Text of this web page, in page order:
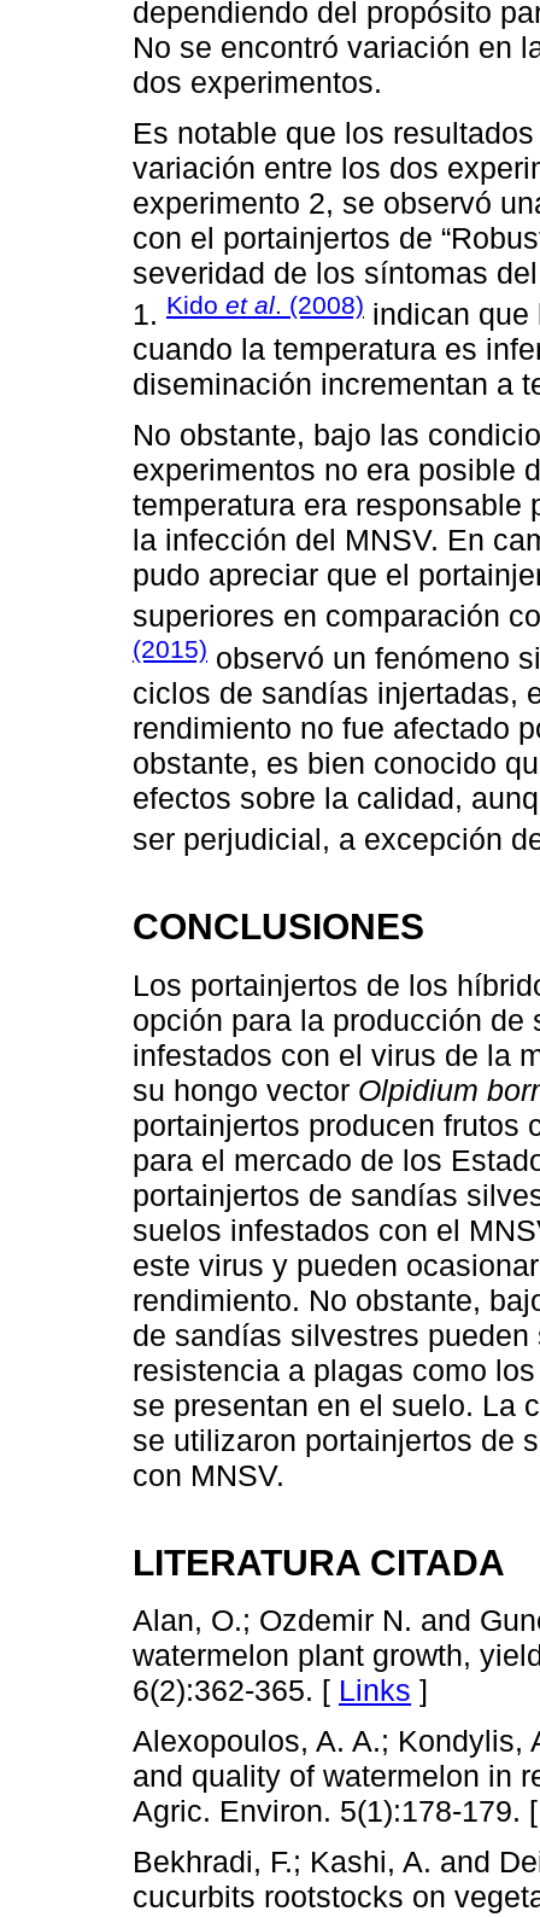
dependiendo del propósito
No se encontró variación en
dos experimentos.
Es notable que los
variación entre los dos
experimento 2, se observó
con el portainjertos de
severidad de los síntomas
1. Kido et al. (2008) indican que
cuando la temperatura es
diseminación incrementan a
No obstante, bajo las
experimentos no era posible
temperatura era responsable
la infección del MNSV. En
pudo apreciar que el
superiores en comparación
(2015) observó un fenómeno
ciclos de sandías injertadas,
rendimiento no fue afectado
obstante, es bien conocido
efectos sobre la calidad,
ser perjudicial, a excepción
CONCLUSIONES
Los portainjertos de los
opción para la producción de
infestados con el virus de la
su hongo vector Olpidium
portainjertos producen frutos
para el mercado de los
portainjertos de sandías
suelos infestados con el
este virus y pueden
rendimiento. No obstante,
de sandías silvestres
resistencia a plagas como
se presentan en el suelo. La
se utilizaron portainjertos de
con MNSV.
LITERATURA CITADA
Alan, O.; Ozdemir N. and
watermelon plant growth,
6(2):362-365. [ Links ]
Alexopoulos, A. A.; Kondylis,
and quality of watermelon in
Agric. Environ. 5(1):178-179.
Bekhradi, F.; Kashi, A. and
cucurbits rootstocks on